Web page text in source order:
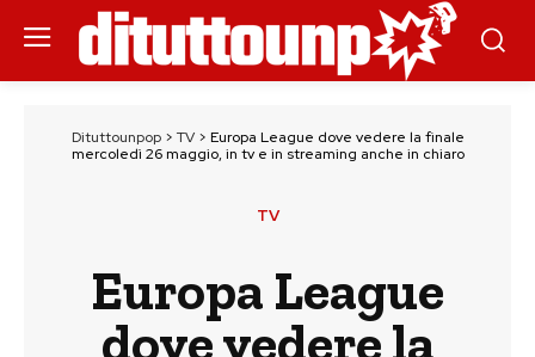
Dituttounpop> TV> Europa League dove vedere la finale
mercoledì 26 maggio, in tv e in streaming anche in chiaro
TV
Europa League
dove vedere la